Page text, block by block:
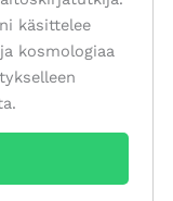
käsittelee
kosmologiaa